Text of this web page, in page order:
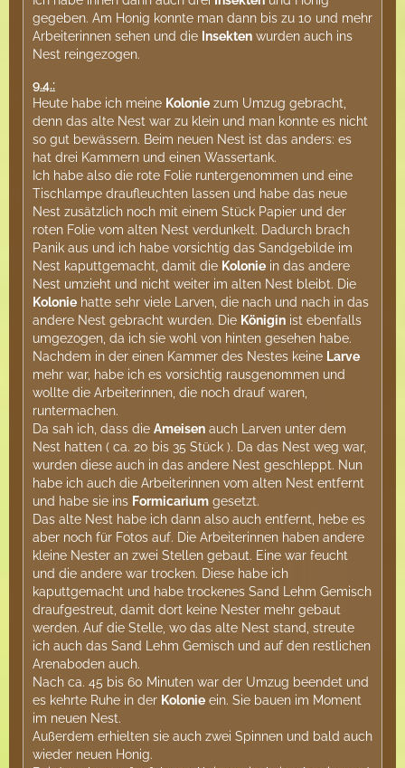
gegeben. Am Honig konnte man dann bis zu 10 und mehr
Arbeiterinnen sehen und die Insekten wurden auch ins
Nest reingezogen.
9.4.:
Heute habe ich meine Kolonie zum Umzug gebracht,
denn das alte Nest war zu klein und man konnte es nicht
so gut bewässern. Beim neuen Nest ist das anders: es
hat drei Kammern und einen Wassertank.
Ich habe also die rote Folie runtergenommen und eine
Tischlampe draufleuchten lassen und habe das neue
Nest zusätzlich noch mit einem Stück Papier und der
roten Folie vom alten Nest verdunkelt. Dadurch brach
Panik aus und ich habe vorsichtig das Sandgebilde im
Nest kaputtgemacht, damit die Kolonie in das andere
Nest umzieht und nicht weiter im alten Nest bleibt. Die
Kolonie hatte sehr viele Larven, die nach und nach in das
andere Nest gebracht wurden. Die Königin ist ebenfalls
umgezogen, da ich sie wohl von hinten gesehen habe.
Nachdem in der einen Kammer des Nestes keine Larve
mehr war, habe ich es vorsichtig rausgenommen und
wollte die Arbeiterinnen, die noch drauf waren,
runtermachen.
Da sah ich, dass die Ameisen auch Larven unter dem
Nest hatten ( ca. 20 bis 35 Stück ). Da das Nest weg war,
wurden diese auch in das andere Nest geschleppt. Nun
habe ich auch die Arbeiterinnen vom alten Nest entfernt
und habe sie ins Formicarium gesetzt.
Das alte Nest habe ich dann also auch entfernt, hebe es
aber noch für Fotos auf. Die Arbeiterinnen haben andere
kleine Nester an zwei Stellen gebaut. Eine war feucht
und die andere war trocken. Diese habe ich
kaputtgemacht und habe trockenes Sand Lehm Gemisch
draufgestreut, damit dort keine Nester mehr gebaut
werden. Auf die Stelle, wo das alte Nest stand, streute
ich auch das Sand Lehm Gemisch und auf den restlichen
Arenaboden auch.
Nach ca. 45 bis 60 Minuten war der Umzug beendet und
es kehrte Ruhe in der Kolonie ein. Sie bauen im Moment
im neuen Nest.
Außerdem erhielten sie auch zwei Spinnen und bald auch
wieder neuen Honig.